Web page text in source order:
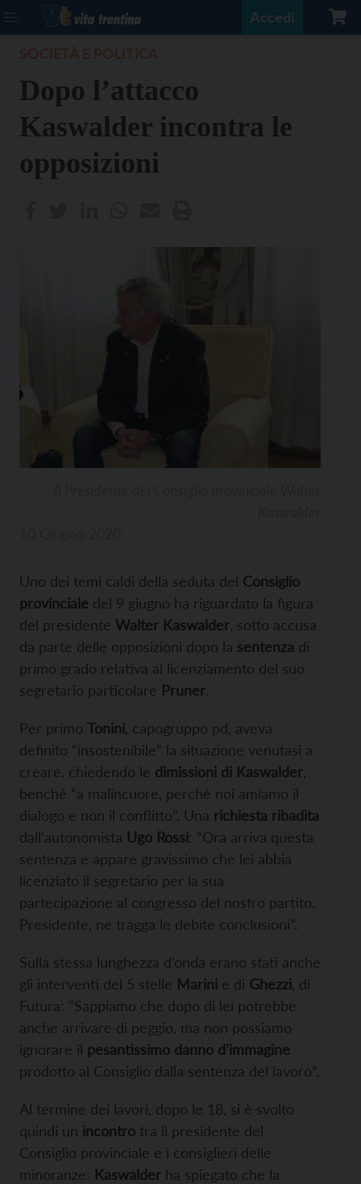
Accedi
Dopo l’attacco
Kaswalder incontra le
opposizioni
Uno dei temi caldi della seduta del Consiglio
provinciale del 9 giugno ha riguardato la figura
del presidente Walter Kaswalder , sotto accusa
da parte delle opposizioni dopo la sentenza di
primo grado relativa al licenziamento del suo
segretario particolare Pruner.
Per primo Tonini , capogruppo pd, aveva
definito “insostenibile” la situazione venutasi a
creare, chiedendo le dimissioni di Kaswalder
benché “a malincuore, perché noi amiamo il
dialogo e non il conflitto”. Una richiesta ribadita
dall’autonomista Ugo Rossi: “Ora arriva questa
sentenza e appare gravissimo che lei abbia
licenziato il segretario per la sua
partecipazione al congresso del nostro partito.
Presidente, ne tragga le debite conclusioni”.
Sulla stessa lunghezza d’onda erano stati anche
gli interventi del 5 stelle Marini e di Ghezzi , di
Futura: “Sappiamo che dopo di lei potrebbe
anche arrivare di peggio, ma non possiamo
ignorare il pesantissimo danno d’immagine
prodotto al Consiglio dalla sentenza del lavoro”.
Al termine dei lavori, dopo le 18, si è svolto
quindi un incontro tra il presidente del
Consiglio provinciale e i consiglieri delle
minoranze: Kaswalder ha spiegato che la